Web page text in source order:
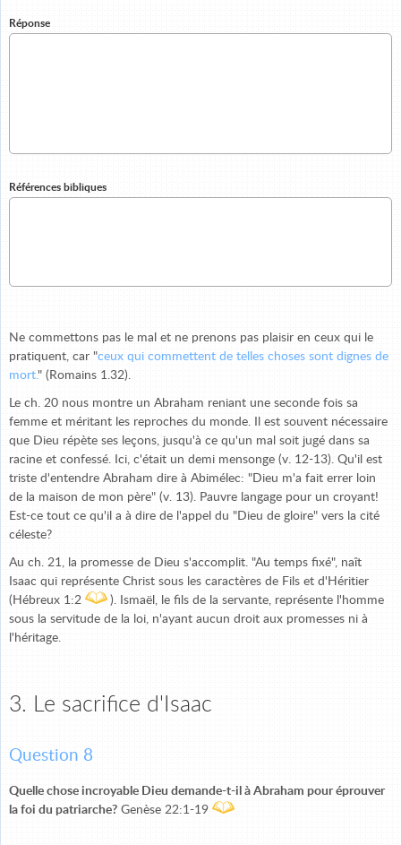
Réponse
Références bibliques
Ne commettons pas le mal et ne prenons pas plaisir en ceux qui le
pratiquent, car "ceux qui commettent de telles choses sont dignes de
mort." (Romains 1.32).
Le ch. 20 nous montre un Abraham reniant une seconde fois sa
femme et méritant les reproches du monde. Il est souvent nécessaire
que Dieu répète ses leçons, jusqu'à ce qu'un mal soit jugé dans sa
racine et confessé. Ici, c'était un demi mensonge (v. 12-13). Qu'il est
triste d'entendre Abraham dire à Abimélec: "Dieu m'a fait errer loin
de la maison de mon père" (v. 13). Pauvre langage pour un croyant!
Est-ce tout ce qu'il a à dire de l'appel du "Dieu de gloire" vers la cité
céleste?
Au ch. 21, la promesse de Dieu s'accomplit. "Au temps fixé", naît
Isaac qui représente Christ sous les caractères de Fils et d'Héritier
(Hébreux 1:2
). Ismaël, le fils de la servante, représente l'homme
sous la servitude de la loi, n'ayant aucun droit aux promesses ni à
l'héritage.
3. Le sacrifice d'Isaac
Question 8
Quelle chose incroyable Dieu demande-t-il à Abraham pour éprouver
la foi du patriarche? Genèse 22:1-19